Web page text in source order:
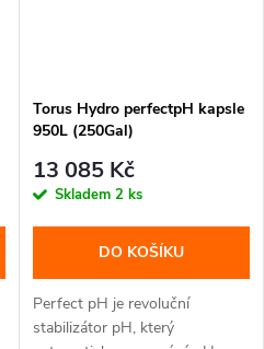
Torus Hydro perfectpH kapsle
950L (250Gal)
13 085 Kč
Skladem 2 ks
DO KOŠÍKU
Perfect pH je revoluční
stabilizátor pH, který